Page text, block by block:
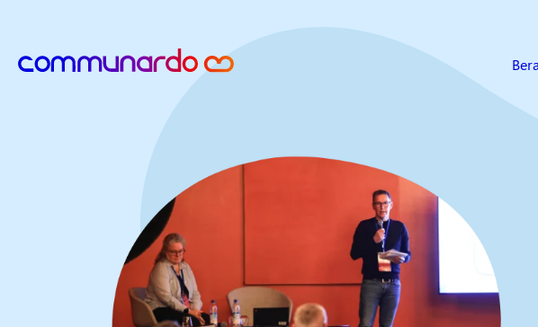
zurück zur Startseite